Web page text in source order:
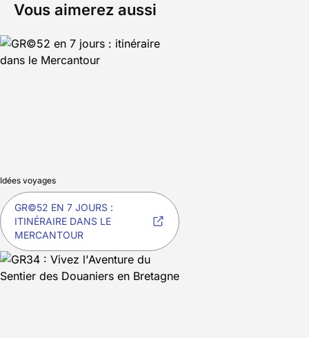
Vous aimerez aussi
Idées voyages
GR©52 EN 7 JOURS :
ITINÉRAIRE DANS LE
MERCANTOUR